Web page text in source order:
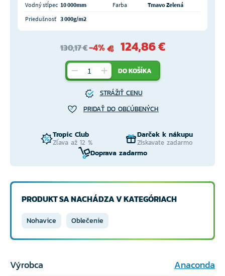
Vodný stĺpec 10 000mm Farba
Tmavo Zelená
Priedušnosť 3 000g/m2
130,17 €-4% 124,86 €
DO KOŠÍKA
STRÁŽIŤ CENU
PRIDAŤ DO OBĽÚBENÝCH
Tropic Club
Zľava až 12 %
Darček k nákupu
Získavate zadarmo
Doprava zadarmo
PRODUKT SA NACHÁDZA V KATEGÓRIACH
Nohavice Oblečenie
Výrobca
Anaconda